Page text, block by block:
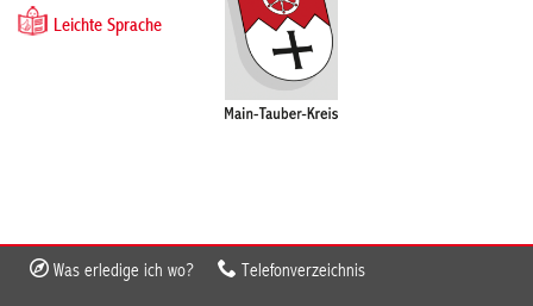
Leichte Sprache
Was erledige ich wo? Telefonverzeichnis